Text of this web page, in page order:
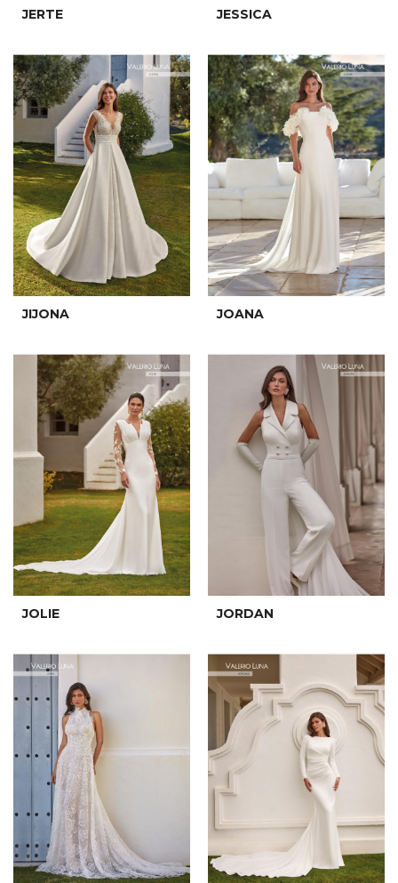
JERTE JESSICA
JIJONA JOANA
JOLIE JORDAN